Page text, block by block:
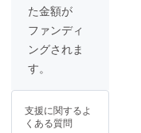
設置事業
者：学校法
人さかえ学
園
た金額が
ファンディ
ングされま
す。
支援に関するよ
くある質問